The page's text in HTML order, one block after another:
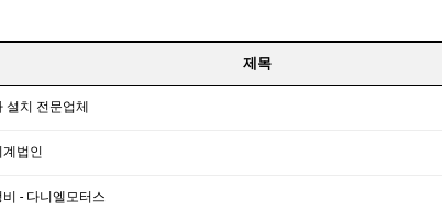
제목
설치 전문업체
법인
- 다니엘모터스